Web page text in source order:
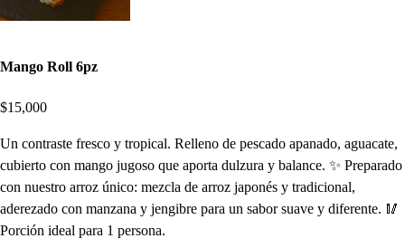
Mango Roll 6pz
$15,000
Un contraste fresco y tropical. Relleno de pescado apanado, aguacate,
cubierto con mango jugoso que aporta dulzura y balance. ✨ Preparado
con nuestro arroz único: mezcla de arroz japonés y tradicional,
aderezado con manzana y jengibre para un sabor suave y diferente. 🥢
Porción ideal para 1 persona.